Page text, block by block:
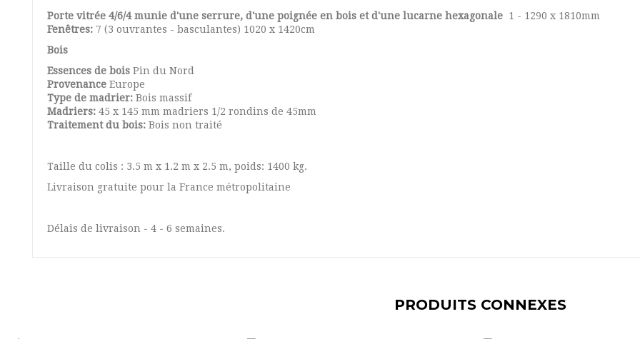
Porte vitrée 4/6/4 munie d'une serrure, d'une poignée en bois et d'une lucarne hexagonale 1 - 1290 x 1810mm
Fenêtres: 7 (3 ouvrantes - basculantes) 1020 x 1420cm
Bois
Essences de bois Pin du Nord
Provenance Europe
Type de madrier: Bois massif
Madriers: 45 x 145 mm madriers 1/2 rondins de 45mm
Traitement du bois: Bois non traité
Taille du colis : 3.5 m x 1.2 m x 2.5 m, poids: 1400 kg.
Livraison gratuite pour la France métropolitaine
Délais de livraison - 4 - 6 semaines.
PRODUITS CONNEXES